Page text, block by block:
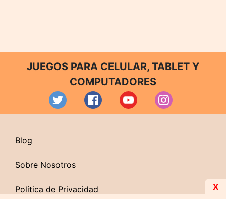
JUEGOS PARA CELULAR, TABLET Y
COMPUTADORES
Blog
Sobre Nosotros
Política de Privacidad X